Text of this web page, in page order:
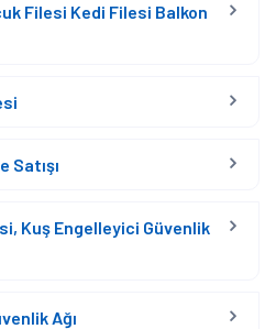
Filesi Kedi Filesi Balkon
Satışı
Kuş Engelleyici Güvenlik
Ağı